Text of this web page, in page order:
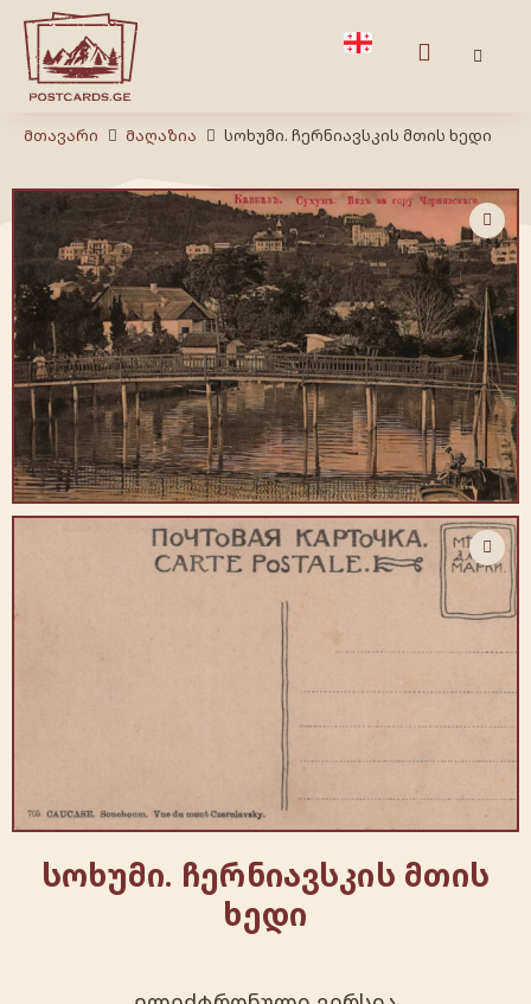
Მთავარი Მაღაზია სოხუმი. ჩერნიავსკის მთის ხედი
სოხუმი. ჩერნიავსკის მთის
ხედი